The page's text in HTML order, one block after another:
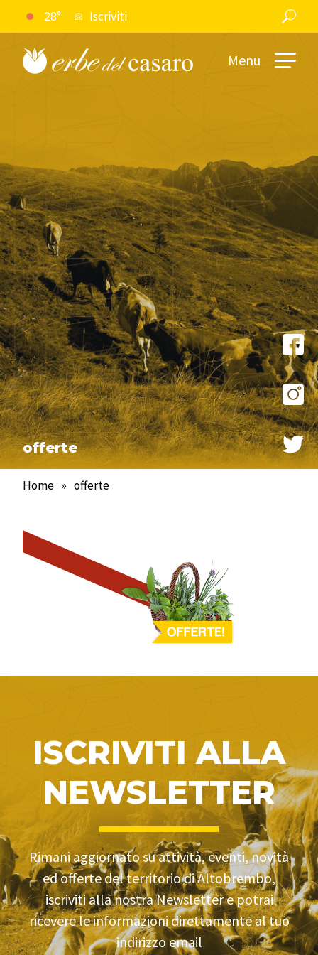
28° Iscriviti
Menu
offerte
Home » offerte
ISCRIVITI ALLA
NEWSLETTER
Rimani aggiornato su attività, eventi, novità
ed offerte del territorio di Altobrembo,
iscriviti alla nostra Newsletter e potrai
ricevere le informazioni direttamente al tuo
indirizzo email